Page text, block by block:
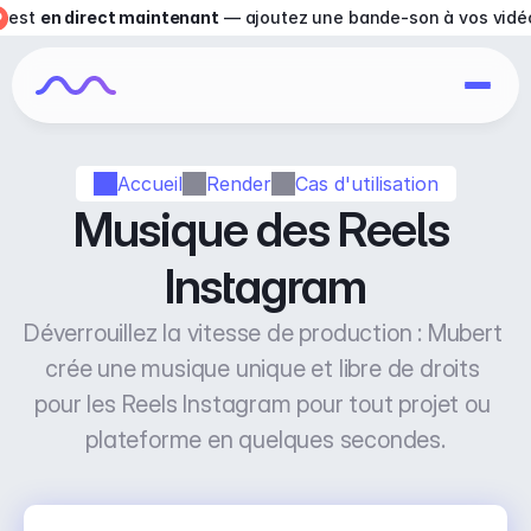
Accueil Render Cas d'utilisation
Musique des Reels
Instagram
Déverrouillez la vitesse de production : Mubert
crée une musique unique et libre de droits
pour les Reels Instagram pour tout projet ou
plateforme en quelques secondes.
est en direct maintenant — ajoutez une bande-son à vos